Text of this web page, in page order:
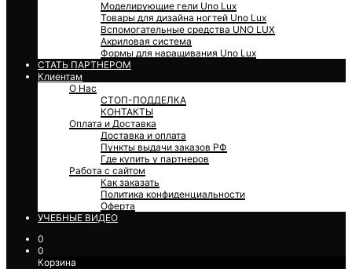
Моделирующие гели Uno Lux
Товары для дизайна ногтей Uno Lux
Вспомогательные средства UNO LUX
Акриловая система
Формы для наращивания Uno Lux
СТАТЬ ПАРТНЕРОМ
Клиентам
О Нас
СТОП-ПОДДЕЛКА
КОНТАКТЫ
Оплата и Доставка
Доставка и оплата
Пункты выдачи заказов РФ
Где купить у партнеров
Работа с сайтом
Как заказать
Политика конфиденциальности
Оферта
УЧЕБНЫЕ ВИДЕО
0
0
Корзина